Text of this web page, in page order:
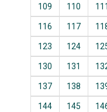
109 110 111
116 117
123 124
130 131
137 138
144 145